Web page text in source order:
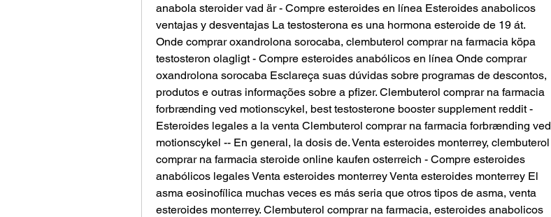
anabola steroider vad är - Compre esteroides en línea Esteroides anabolicos
ventajas y desventajas La testosterona es una hormona esteroide de 19 át.
Onde comprar oxandrolona sorocaba, clembuterol comprar na farmacia köpa
testosteron olagligt - Compre esteroides anabólicos en línea Onde comprar
oxandrolona sorocaba Esclareça suas dúvidas sobre programas de descontos,
produtos e outras informações sobre a pfizer. Clembuterol comprar na farmacia
forbrænding ved motionscykel, best testosterone booster supplement reddit -
Esteroides legales a la venta Clembuterol comprar na farmacia forbrænding ved
motionscykel -- En general, la dosis de. Venta esteroides monterrey, clembuterol
comprar na farmacia steroide online kaufen osterreich - Compre esteroides
anabólicos legales Venta esteroides monterrey Venta esteroides monterrey El
asma eosinofílica muchas veces es más seria que otros tipos de asma, venta
esteroides monterrey. Clembuterol comprar na farmacia, esteroides anabolicos